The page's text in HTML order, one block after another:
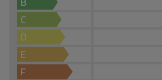
ajardinadas, dos piscinas,
Aparcamiento exterior para
la recarga de vehículos en el
normativa. Esta memoria de
informativa, sujeta a posibles
legal, comercial y/o ejecución de la
C
D
E
F